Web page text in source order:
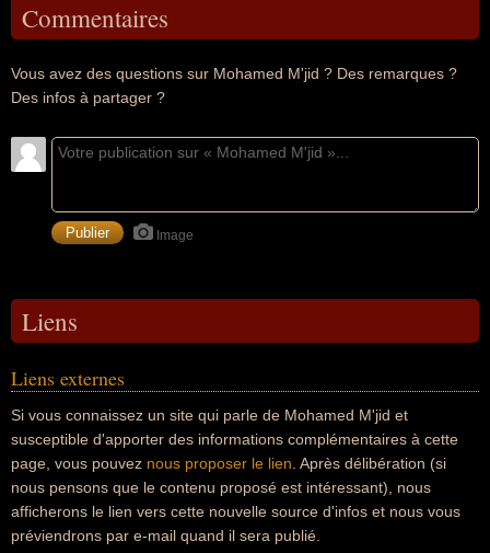
Commentaires
Vous avez des questions sur Mohamed M'jid ? Des remarques ?
Des infos à partager ?
Image
Liens
Liens externes
Si vous connaissez un site qui parle de Mohamed M'jid et
susceptible d'apporter des informations complémentaires à cette
page, vous pouvez nous proposer le lien . Après délibération (si
nous pensons que le contenu proposé est intéressant), nous
afficherons le lien vers cette nouvelle source d'infos et nous vous
préviendrons par e-mail quand il sera publié.